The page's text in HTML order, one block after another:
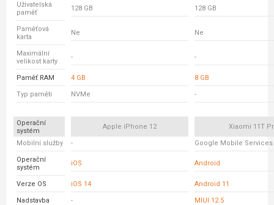
Uživatelská
paměť
128 GB 128 GB
Paměťová
karta
Ne Ne
Maximální
velikost karty
- -
Paměť RAM 4 GB 8 GB
Typ paměti NVMe -
Operační
systém
Apple iPhone 12 Xiaomi 11T
Mobilní služby - Google Mobile Services
Operační
systém
iOS Android
Verze OS iOS 14 Android 11
Nadstavba - MIUI 12.5